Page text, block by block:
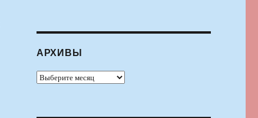
АРХИВЫ
Архивы